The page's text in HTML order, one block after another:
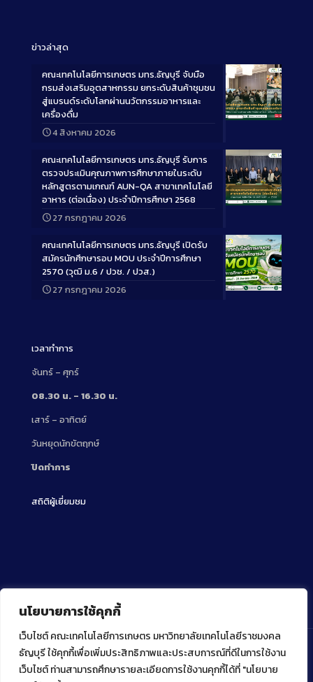
นโยบายการใช้คุกกี้
เว็บไซต์ คณะเทคโนโลยีการเกษตร มหาวิทยาลัยเทคโนโลยีราชมงคล
ธัญบุรี ใช้คุกกี้เพื่อเพิ่มประสิทธิภาพและประสบการณ์ที่ดีในการใช้งาน
เว็บไซต์ ท่านสามารถศึกษารายละเอียดการใช้งานคุกกี้ได้ที่ "นโยบาย
ข่าวล่าสุด
Long
คณะเทคโนโลยีการเกษตร มทร.ธัญบุรี จับมือ
กรมส่งเสริมอุตสาหกรรม ยกระดับสินค้าชุมชน
สู่แบรนด์ระดับโลกผ่านนวัตกรรมอาหารและ
เครื่องดื่ม
4 สิงหาคม 2026
Long
คณะเทคโนโลยีการเกษตร มทร.ธัญบุรี รับการ
ตรวจประเมินคุณภาพการศึกษาภายในระดับ
หลักสูตรตามเกณฑ์ AUN-QA สาขาเทคโนโลยี
อาหาร (ต่อเนื่อง) ประจำปีการศึกษา 2568
27 กรกฎาคม 2026
Long
คณะเทคโนโลยีการเกษตร มทร.ธัญบุรี เปิดรับ
สมัครนักศึกษารอบ MOU ประจำปีการศึกษา
2570 (วุฒิ ม.6 / ปวช. / ปวส.)
27 กรกฎาคม 2026
เวลาทำการ
จันทร์ – ศุกร์
08.30 น. – 16.30 น.
เสาร์ – อาทิตย์
วันหยุดนักขัตฤกษ์
ปิดทำการ
สถิติผู้เยี่ยมชม
Copyright ⓒ 2022 คณะเทคโนโลยีการเกษตร มหาวิทยาลัย